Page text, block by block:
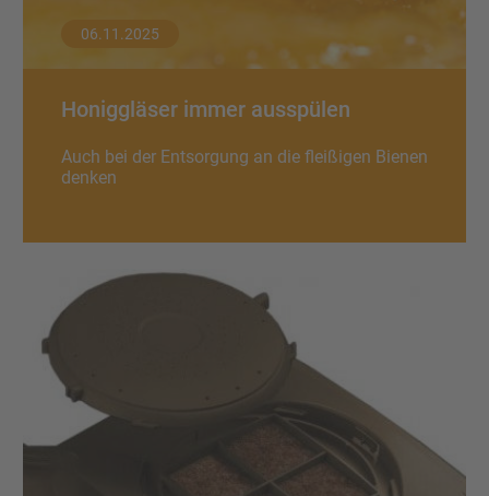
06.11.2025
Honiggläser immer ausspülen
Auch bei der Entsorgung an die fleißigen Bienen
denken